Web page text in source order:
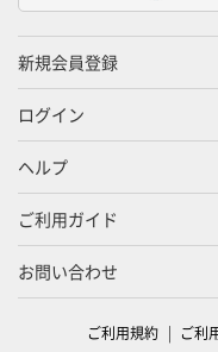
新規会員登録
ログイン
ヘルプ
ご利用ガイド
お問い合わせ
ご利用規約 ご利